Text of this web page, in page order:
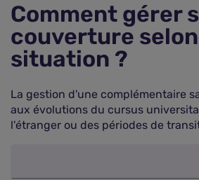
Comment gérer
couverture
situation ?
La gestion d'une complémentaire
aux évolutions du cursus
l'étranger ou des périodes de